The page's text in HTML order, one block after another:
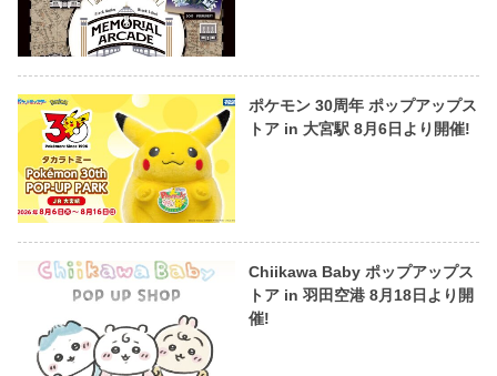
ポケモン 30周年 ポップアップス
トア in 大宮駅 8月6日より開催!
Chiikawa Baby ポップアップス
トア in 羽田空港 8月18日より開
催!